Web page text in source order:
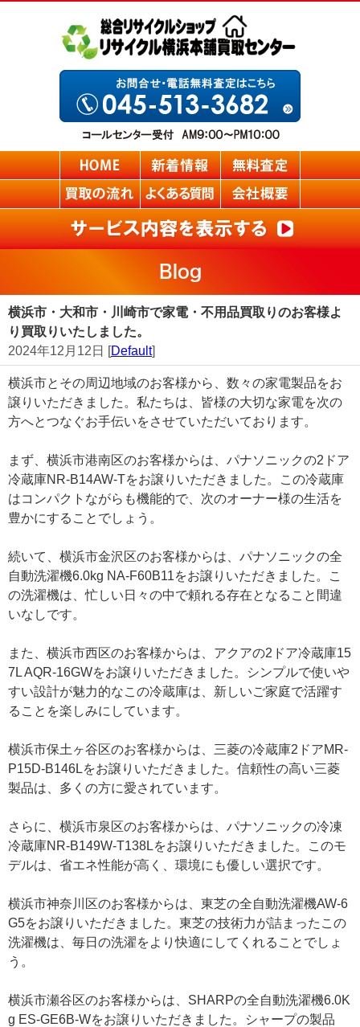
Blog
横浜市・大和市・川崎市で家電・不用品買取りのお客様よ
り買取りいたしました。
2024年12月12日 [Default]
横浜市とその周辺地域のお客様から、数々の家電製品をお
譲りいただきました。私たちは、皆様の大切な家電を次の
方へとつなぐお手伝いをさせていただいております。
まず、横浜市港南区のお客様からは、パナソニックの2ドア
冷蔵庫NR-B14AW-Tをお譲りいただきました。この冷蔵庫
はコンパクトながらも機能的で、次のオーナー様の生活を
豊かにすることでしょう。
続いて、横浜市金沢区のお客様からは、パナソニックの全
自動洗濯機6.0kg NA-F60B11をお譲りいただきました。こ
の洗濯機は、忙しい日々の中で頼れる存在となること間違
いなしです。
また、横浜市西区のお客様からは、アクアの2ドア冷蔵庫15
7L AQR-16GWをお譲りいただきました。シンプルで使いや
すい設計が魅力的なこの冷蔵庫は、新しいご家庭で活躍す
ることを楽しみにしています。
横浜市保土ヶ谷区のお客様からは、三菱の冷蔵庫2ドアMR-
P15D-B146Lをお譲りいただきました。信頼性の高い三菱
製品は、多くの方に愛されています。
さらに、横浜市泉区のお客様からは、パナソニックの冷凍
冷蔵庫NR-B149W-T138Lをお譲りいただきました。このモ
デルは、省エネ性能が高く、環境にも優しい選択です。
横浜市神奈川区のお客様からは、東芝の全自動洗濯機AW-6
G5をお譲りいただきました。東芝の技術力が詰まったこの
洗濯機は、毎日の洗濯をより快適にしてくれることでしょ
う。
横浜市瀬谷区のお客様からは、SHARPの全自動洗濯機6.0K
g ES-GE6B-Wをお譲りいただきました。シャープの製品